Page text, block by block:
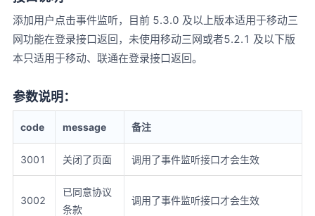
添加用户点击事件监听，目前 5.3.0 及以上版本适用于移动三
网功能在登录接口返回，未使用移动三网或者5.2.1 及以下版
本只适用于移动、联通在登录接口返回。
参数说明：
code message 备注
3001 关闭了页面 调用了事件监听接口才会生效
3002
已同意协议
条款
调用了事件监听接口才会生效